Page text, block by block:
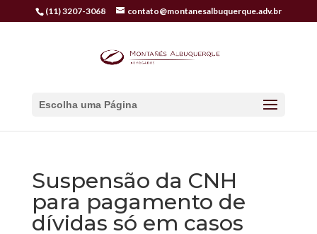
(11) 3207-3068 contato@montanesalbuquerque.adv.br
Escolha uma Página
Suspensão da CNH
para pagamento de
dívidas só em casos